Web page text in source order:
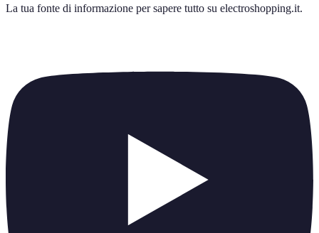
La tua fonte di informazione per sapere tutto su electroshopping.it.